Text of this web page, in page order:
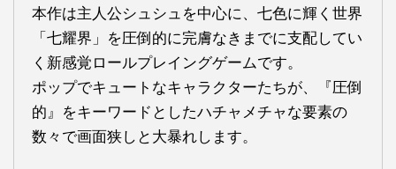
本作は主人公シュシュを中心に、七色に輝く世界
「七耀界」を圧倒的に完膚なきまでに支配してい
く新感覚ロールプレイングゲームです。
ポップでキュートなキャラクターたちが、『圧倒
的』をキーワードとしたハチャメチャな要素の
数々で画面狭しと大暴れします。